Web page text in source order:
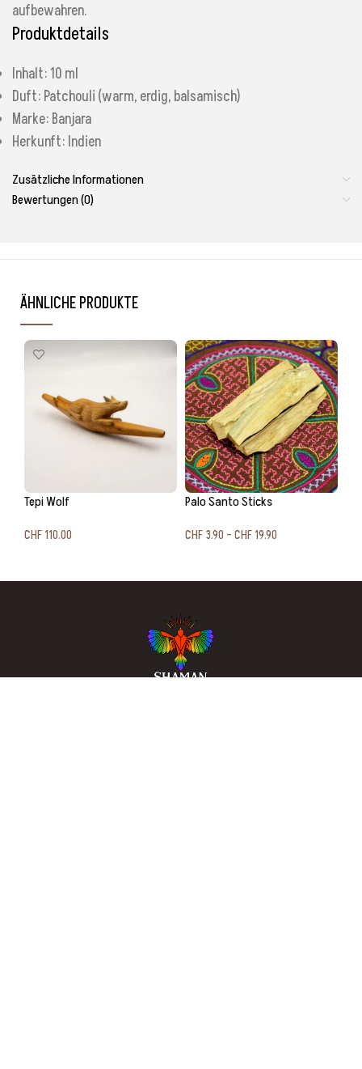
aufbewahren.
Produktdetails
Inhalt: 10 ml
Duft: Patchouli (warm, erdig, balsamisch)
Marke: Banjara
Herkunft: Indien
Zusätzliche Informationen
Bewertungen (0)
ÄHNLICHE PRODUKTE
Tepi Wolf
CHF110.00
Palo Santo Sticks
CHF3.90 –CHF19.90